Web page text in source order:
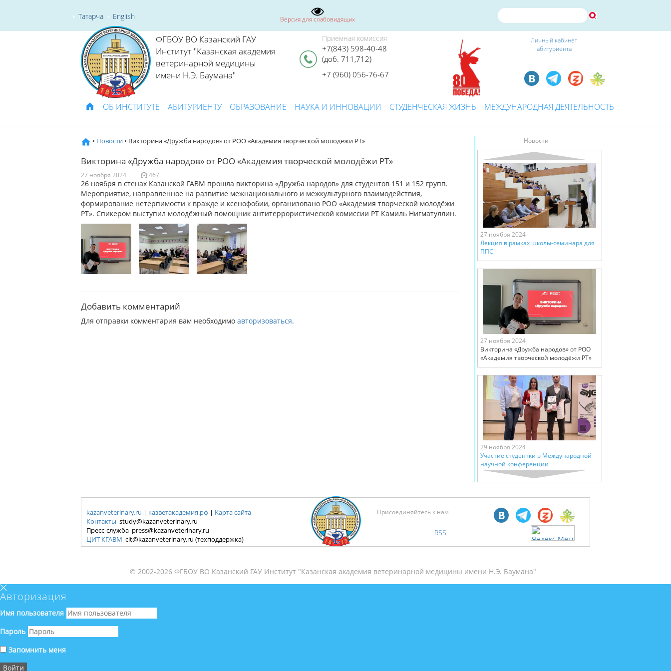
Татарча English Версия для слабовидящих
ФГБОУ ВО Казанский ГАУ
Институт "Казанская академия
ветеринарной медицины
имени Н.Э. Баумана"
Приемная комиссия
+7(843) 598-40-48
(доб. 711,712)
+7 (960) 056-76-67
Личный кабинет
абитуриента
ОБ ИНСТИТУТЕ АБИТУРИЕНТУ ОБРАЗОВАНИЕ НАУКА И ИННОВАЦИИ СТУДЕНЧЕСКАЯ ЖИЗНЬ МЕЖДУНАРОДНАЯ ДЕЯТЕЛЬНОСТЬ
• Новости • Викторина «Дружба народов» от РОО «Академия творческой молодёжи РТ»
Викторина «Дружба народов» от РОО «Академия творческой молодёжи РТ»
27 ноября 2024 467
26 ноября в стенах Казанской ГАВМ прошла викторина «Дружба народов» для студентов 151 и 152 групп.
Мероприятие, направленное на развитие межнационального и межкультурного взаимодействия,
формирование нетерпимости к вражде и ксенофобии, организовано РОО «Академия творческой молодёжи
РТ». Спикером выступил молодёжный помощник антитеррористической комиссии РТ Камиль Нигматуллин.
Добавить комментарий
Для отправки комментария вам необходимо авторизоваться.
Новости
27 ноября 2024
Лекция в рамках школы-семинара для
ППС
27 ноября 2024
Викторина «Дружба народов» от РОО
«Академия творческой молодёжи РТ»
29 ноября 2024
Участие студентки в Международной
научной конференции
kazanveterinary.ru | казветакадемия.рф | Карта сайта
Контакты study@kazanveterinary.ru
Пресс-служба press@kazanveterinary.ru
ЦИТ КГАВМ cit@kazanveterinary.ru (техподдержка)
Присоединяйтесь к нам
RSS
© 2002-2026 ФГБОУ ВО Казанский ГАУ Институт "Казанская академия ветеринарной медицины имени Н.Э. Баумана"
Авторизация
Имя пользователя
Пароль
Запомнить меня